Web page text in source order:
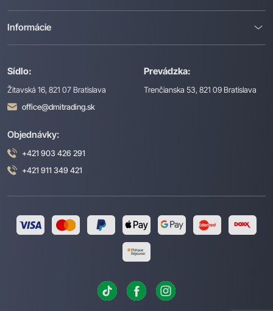
Sídlo:
Žitavská 16, 821 07 Bratislava
office@dmitrading.sk
Prevádzka:
Trenčianska 53, 821 09 Bratislava
Informácie
Objednávky:
+421 903 426 291
+421 911 349 421